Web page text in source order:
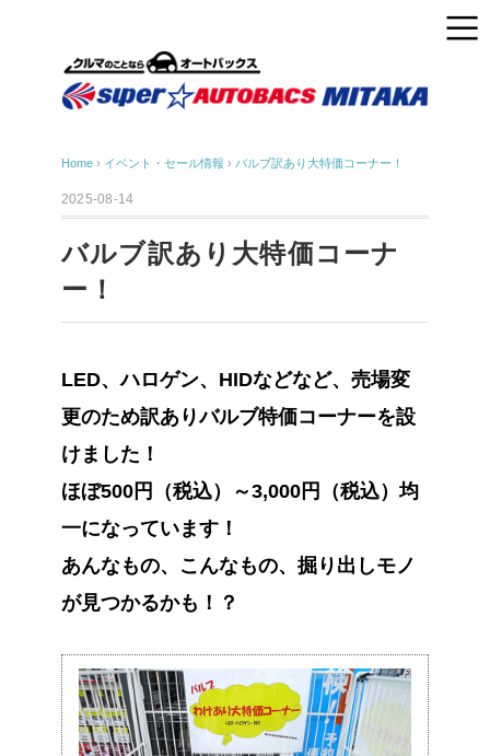
Home › イベント・セール情報 › バルブ訳あり大特価コーナー！
2025-08-14
バルブ訳あり大特価コーナ
ー！
LED、ハロゲン、HIDなどなど、売場変
更のため訳ありバルブ特価コーナーを設
けました！
ほぼ500円（税込）～3,000円（税込）均
一になっています！
あんなもの、こんなもの、掘り出しモノ
が見つかるかも！？